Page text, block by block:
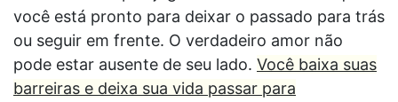
você está pronto para deixar o passado para trás
ou seguir em frente. O verdadeiro amor não
pode estar ausente de seu lado. Você baixa suas
barreiras e deixa sua vida passar para